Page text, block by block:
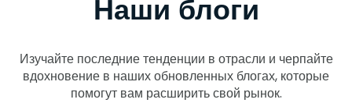
Наши блоги
Изучайте последние тенденции в отрасли и черпайте
вдохновение в наших обновленных блогах, которые
помогут вам расширить свой рынок.